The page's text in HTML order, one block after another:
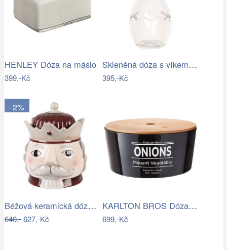
HENLEY Dóza na máslo
399,-Kč
Skleněná dóza s víkem ve tvaru vejce…
395,-Kč
- 2%
Béžová keramická dóza Louskáček…
640,-627,-Kč
KARLTON BROS Dóza na cibuli 22 cm -…
699,-Kč